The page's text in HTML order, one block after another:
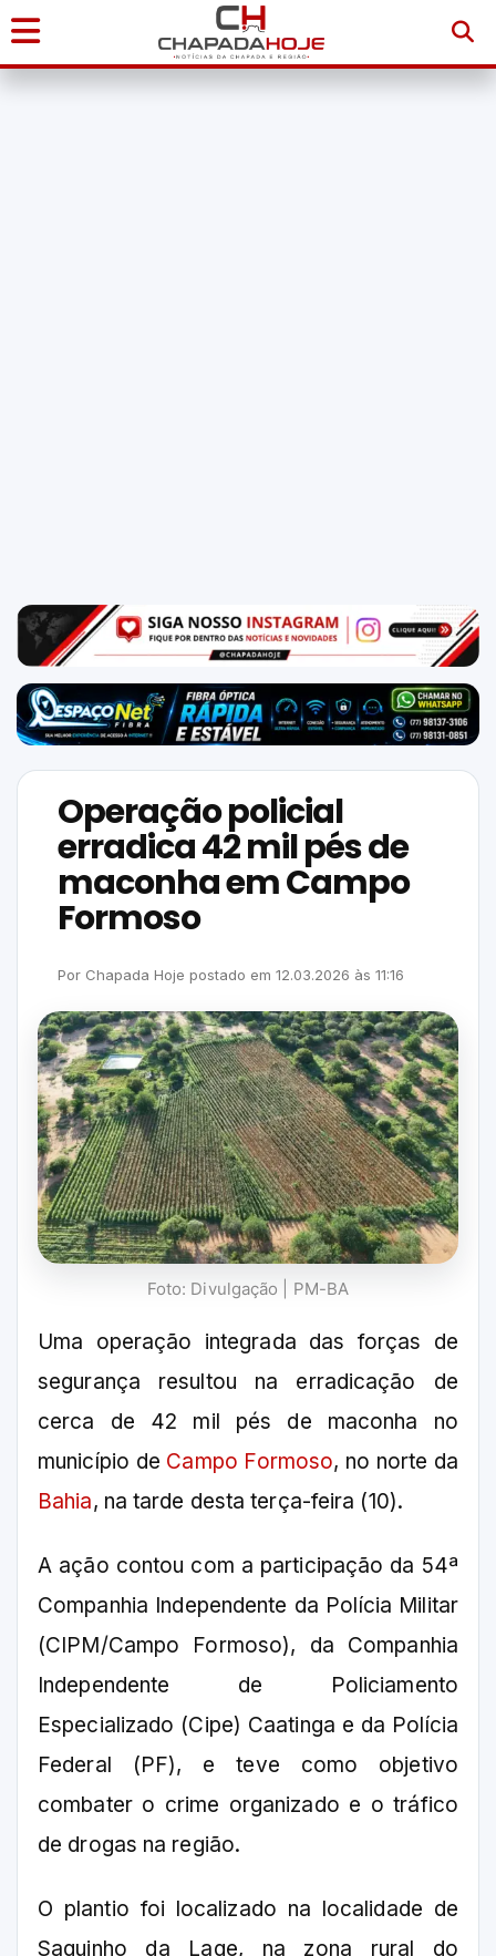
Início
NAS
NOSSAS
REDES
Operação policial
erradica 42 mil pés de
maconha em Campo
Formoso
Por Chapada Hoje postado em 12.03.2026 às 11:16
Foto: Divulgação | PM-BA
Uma operação integrada das forças de
segurança resultou na erradicação de
cerca de 42 mil pés de maconha no
município de Campo Formoso, no norte da
Bahia, na tarde desta terça-feira (10).
A ação contou com a participação da 54ª
Companhia Independente da Polícia Militar
(CIPM/Campo Formoso), da Companhia
Independente de Policiamento
Especializado (Cipe) Caatinga e da Polícia
Federal (PF), e teve como objetivo
combater o crime organizado e o tráfico
de drogas na região.
O plantio foi localizado na localidade de
Saquinho da Lage, na zona rural do